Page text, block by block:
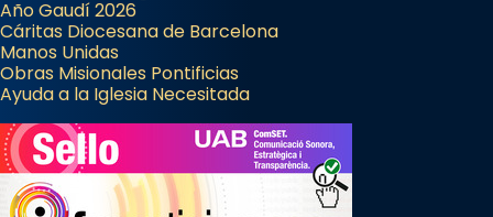
Año Gaudí 2026
Cáritas Diocesana de Barcelona
Manos Unidas
Obras Misionales Pontificias
Ayuda a la Iglesia Necesitada